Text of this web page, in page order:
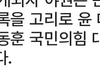
을 고리로
훈 국민의힘
.